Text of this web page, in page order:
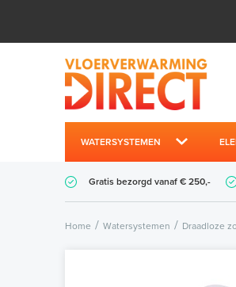
WATERSYSTEMEN
Gratis bezorgd vanaf € 250,-
Home Watersystemen Draadloze